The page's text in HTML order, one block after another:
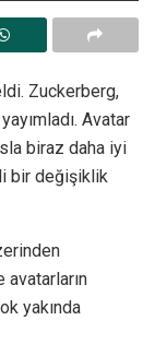
Zuckerberg,
Avatar
biraz daha iyi
bir değişiklik
avatarların
yakında